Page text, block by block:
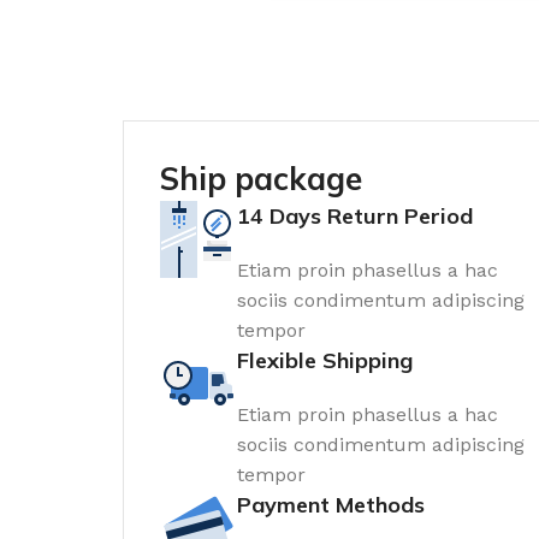
Ship package
14 Days Return Period
Etiam proin phasellus a hac
sociis condimentum adipiscing
tempor
Flexible Shipping
Etiam proin phasellus a hac
sociis condimentum adipiscing
tempor
Payment Methods